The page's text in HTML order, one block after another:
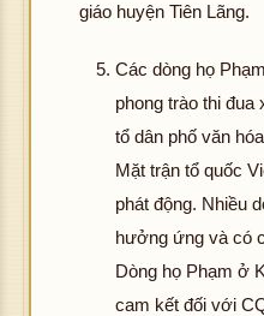
giáo huyện Tiên Lãng.
Các dòng họ
phong trào thi đua
tổ dân phố văn
Mặt trận tổ quốc
phát động. Nhiều
hưởng ứng và có
Dòng họ Phạm ở
cam kết đối với